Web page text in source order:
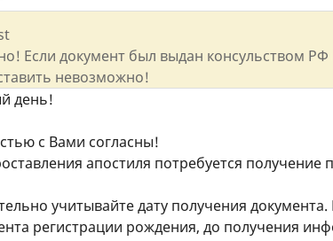
Если документ был выдан консульством
невозможно!
день!
с Вами согласны!
апостиля потребуется
учитывайте дату получения
регистрации рождения, до получения